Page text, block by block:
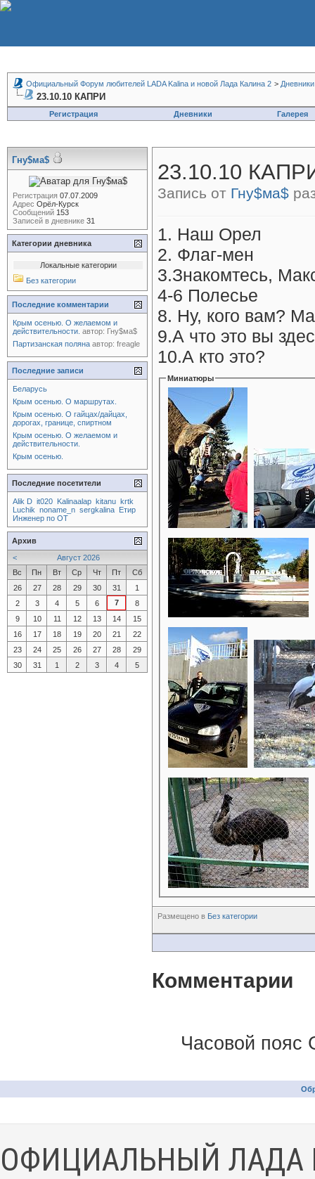
Официальный Форум любителей LADA Kalina и новой Лада Калина 2 > Дневники
23.10.10 КАПРИ
Регистрация Дневники Галерея
23.10.10
Запись от Гну$ма$
1. Наш Орел
2. Флаг-мен
3.Знакомтесь,
4-6 Полесье
8. Ну, кого вам?
9.А что это вы
10.А кто это?
Миниатюры
Размещено в Без категории
Комментарии
Гну$ма$
Регистрация 07.07.2009
Адрес Орёл-Курск
Сообщений 153
Записей в дневнике 31
Категории дневника
Локальные категории
Без категории
Последние комментарии
Крым осенью. О желаемом и
действительности. автор: Гну$ма$
Партизанская поляна автор: freagle
Последние записи
Беларусь
Крым осенью. О маршрутах.
Крым осенью. О гайцах/дайцах,
дорогах, границе, спиртном
Крым осенью. О желаемом и
действительности.
Крым осенью.
Последние посетители
Alik D it020 Kalinaalap kitanu krtk
Luchik noname_n sergkalina Етир
Инженер по ОТ
Архив
<
Август 2026
Вс
Пн Вт Ср Чт Пт
Сб
26
27 28 29 30 31
1
2
3 4 5 6 7
8
9
10 11 12 13 14
15
16
17 18 19 20 21
22
23
24 25 26 27 28
29
30
31 1 2 3 4 5
Часовой пояс
ОФИЦИАЛЬНЫЙ ЛАДА